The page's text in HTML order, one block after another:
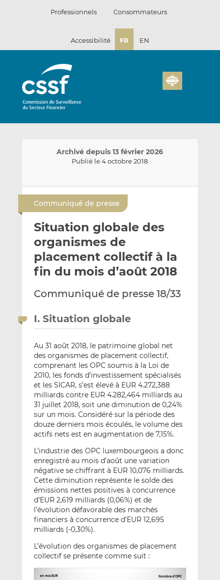
Professionnels Consommateurs
Accessibilité FR EN
Archivé depuis 13 février 2026
Publié le 4 octobre 2018
n
v
o
y
p
a
e
a
i
a
r
t
a
g
e
r
s
r
i
n
e
d
I
n
a
r
t
a
g
e
r
s
r
a
c
b
o
o
k
Communiqué de presse
Situation globale des
organismes de
placement collectif à la
fin du mois d’août 2018
Communiqué de presse 18/33
I. Situation globale
Au 31 août 2018, le patrimoine global net
des organismes de placement collectif,
comprenant les OPC soumis à la Loi de
2010, les fonds d’investissement spécialisés
et les SICAR, s’est élevé à EUR 4.272,388
milliards contre EUR 4.282,464 milliards au
31 juillet 2018, soit une diminution de 0,24%
sur un mois. Considéré sur la période des
douze derniers mois écoulés, le volume des
actifs nets est en augmentation de 7,15%.
L’industrie des OPC luxembourgeois a donc
enregistré au mois d’août une variation
négative se chiffrant à EUR 10,076 milliards.
Cette diminution représente le solde des
émissions nettes positives à concurrence
d’EUR 2,619 milliards (0,06%) et de
l’évolution défavorable des marchés
financiers à concurrence d’EUR 12,695
milliards (-0,30%).
L’évolution des organismes de placement
collectif se présente comme suit :